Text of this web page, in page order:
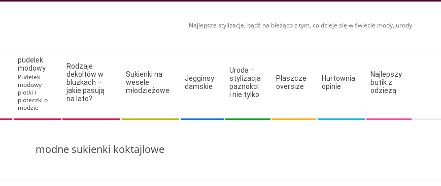
Najlepsze stylizacje, bądź na bieżąco z tym, co dzieje się w świecie mody, urody
pudelek
modowy
Pudelek
modowy
plotki i
ploteczki o
modzie
Rodzaje
dekoltów w
bluzkach –
jakie pasują
na lato?
Sukienki na
wesele
młodzieżowe
Jegginsy
damskie
Uroda –
stylizacja
paznokci
i nie tylko
Płaszcze
oversize
Hurtownia
opinie
Najlepszy
butik z
odzieżą
modne sukienki koktajlowe